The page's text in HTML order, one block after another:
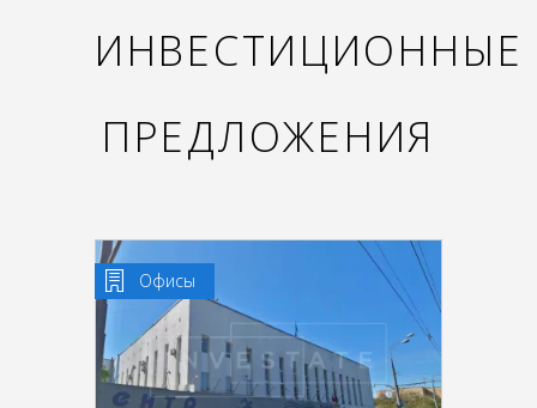
ИНВЕСТИЦИОННЫЕ
ПРЕДЛОЖЕНИЯ
Офисы